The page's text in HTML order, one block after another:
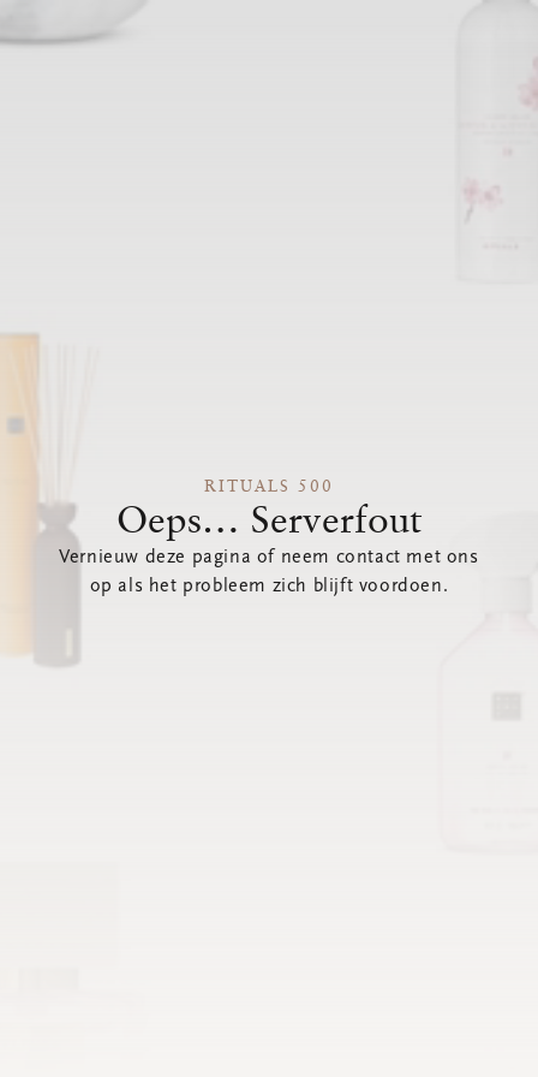
RITUALS 500
Oeps… Serverfout
Vernieuw deze pagina of neem contact met ons
op als het probleem zich blijft voordoen.